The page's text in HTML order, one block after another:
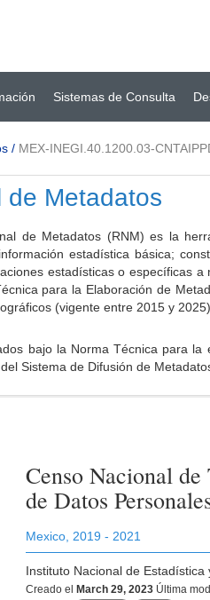
Sistemas de Consulta
/ MEX-INEGI.40.1200.03-
de Metadatos
de Metadatos (RNM) es la
estadística básica;
estadísticas o específicas
para la Elaboración de
(vigente entre 2015 y 2025).
bajo la Norma Técnica para
Sistema de Difusión de
Censo Nacional
de Datos
Mexico 2019 - 2021
Instituto Nacional de
Creado el March 29, 2023 Última